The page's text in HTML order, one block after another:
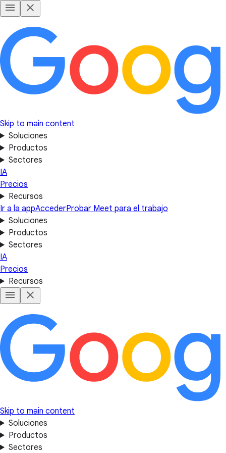
Skip to main content
Soluciones
Productos
Sectores
IA
Precios
Recursos
Ir a la appAccederProbar Meet para el trabajo
Soluciones
Productos
Sectores
IA
Precios
Recursos
Skip to main content
Soluciones
Productos
Sectores